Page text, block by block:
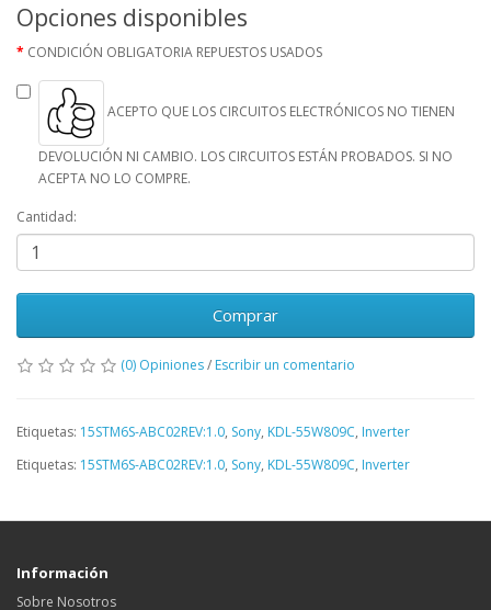
Opciones disponibles
CONDICIÓN OBLIGATORIA REPUESTOS USADOS
ACEPTO QUE LOS CIRCUITOS ELECTRÓNICOS NO TIENEN
DEVOLUCIÓN NI CAMBIO. LOS CIRCUITOS ESTÁN PROBADOS. SI NO
ACEPTA NO LO COMPRE.
Cantidad:
Comprar
(0) Opiniones/ Escribir un comentario
Etiquetas: 15STM6S-ABC02REV:1.0, Sony, KDL-55W809C, Inverter
Etiquetas: 15STM6S-ABC02REV:1.0, Sony, KDL-55W809C, Inverter
Información
Sobre Nosotros